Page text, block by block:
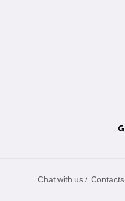
Chat with us / Contacts